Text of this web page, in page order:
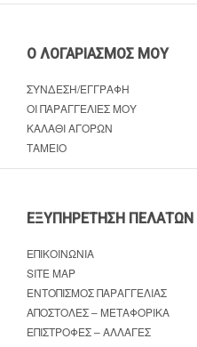
Ο ΛΟΓΑΡΙΑΣΜΌΣ ΜΟΥ
ΣΎΝΔΕΣΗ/ΕΓΓΡΑΦΉ
ΟΙ ΠΑΡΑΓΓΕΛΊΕΣ ΜΟΥ
ΚΑΛΆΘΙ ΑΓΟΡΏΝ
ΤΑΜΕΊΟ
ΕΞΥΠΗΡΈΤΗΣΗ ΠΕΛΑΤΏΝ
ΕΠΙΚΟΙΝΩΝΊΑ
SITE MAP
ΕΝΤΟΠΙΣΜΌΣ ΠΑΡΑΓΓΕΛΊΑΣ
ΑΠΟΣΤΟΛΈΣ – ΜΕΤΑΦΟΡΙΚΆ
ΕΠΙΣΤΡΟΦΈΣ – ΑΛΛΑΓΈΣ